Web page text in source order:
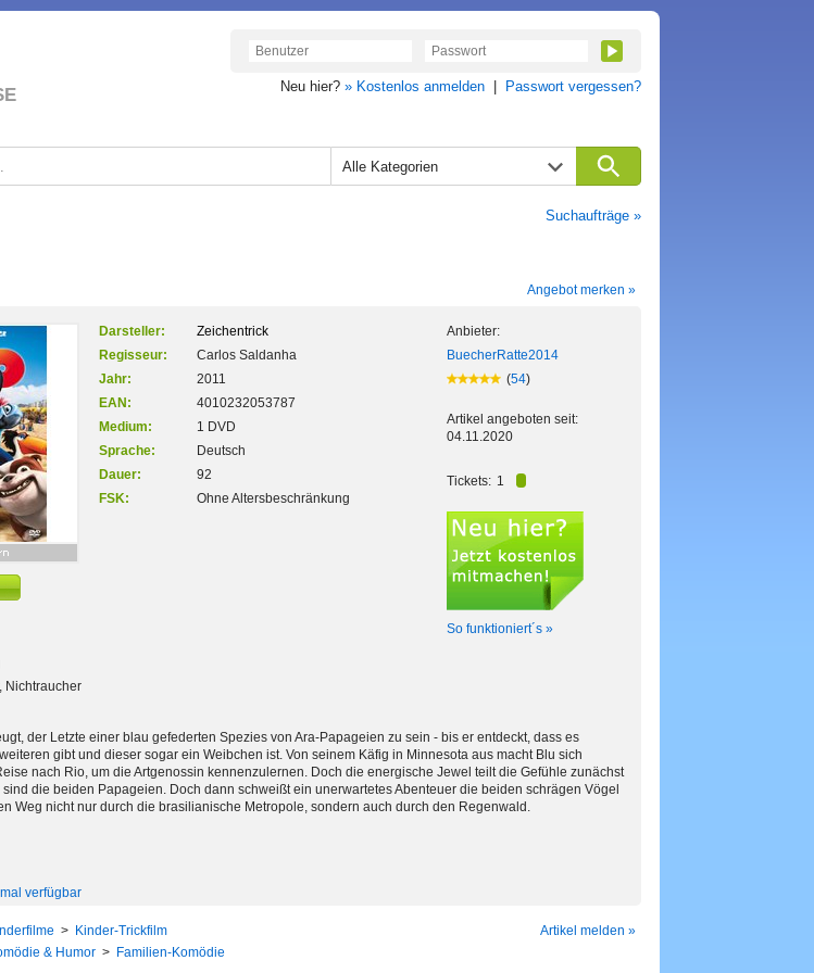
Neu hier? » Kostenlos anmelden Passwort vergessen?
Alle Kategorien
Suchaufträge »
Angebot merken »
Darsteller:
Zeichentrick
Regisseur:
Carlos Saldanha
Jahr:
2011
EAN:
4010232053787
Medium:
1 DVD
Sprache:
Deutsch
Dauer:
92
FSK:
Ohne Altersbeschränkung
Anbieter:
BuecherRatte2014
(54)
Artikel angeboten seit:
04.11.2020
Tickets: 1
So funktioniert´s »
Nichtraucher
der Letzte einer blau gefederten Spezies von Ara-Papageien zu sein - bis er entdeckt, dass es
gibt und dieser sogar ein Weibchen ist. Von seinem Käfig in Minnesota aus macht Blu sich
nach Rio, um die Artgenossin kennenzulernen. Doch die energische Jewel teilt die Gefühle zunächst
die beiden Papageien. Doch dann schweißt ein unerwartetes Abenteuer die beiden schrägen Vögel
Weg nicht nur durch die brasilianische Metropole, sondern auch durch den Regenwald.
verfügbar
> Kinder-Trickfilm
& Humor > Familien-Komödie
Artikel melden »